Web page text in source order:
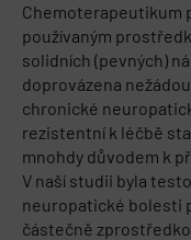
Chemoterapeutikum
používaným
solidních (pevných)
doprovázena
chronické
rezistentní k léčbě
mnohdy důvodem k
V naší studii byla
neuropatické bolesti
částečně